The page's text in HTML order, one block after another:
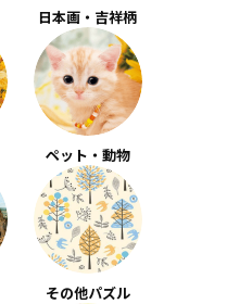
日本画・吉祥柄
ペット・動物
その他パズル